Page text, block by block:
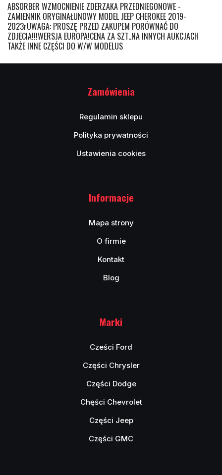
ABSORBER WZMOCNIENIE ZDERZAKA PRZEDNIEGONOWE -
ZAMIENNIK ORYGINAŁUNOWY MODEL JEEP CHEROKEE 2019-
2023rUWAGA: PROSZĘ PRZED ZAKUPEM PORÓWNAĆ DO
ZDJECIA!!!WERSJA EUROPA!CENA ZA SZT..NA INNYCH AUKCJACH
TAKŻE INNE CZĘŚCI DO W/W MODELUS
Zamówienia
Regulamin sklepu
Polityka prywatności
Ustawienia cookies
Informacje
Mapa strony
O firmie
Kontakt
Blog
Marki
Cześci Ford
Części Chrysler
Części Dodge
Chęści Chevrolet
Części Jeep
Części GMC